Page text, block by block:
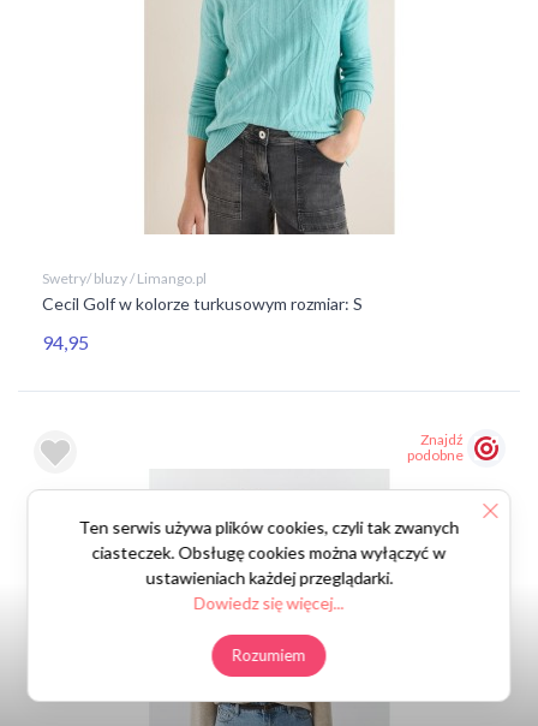
Swetry/ bluzy / Limango.pl
Cecil Golf w kolorze turkusowym rozmiar: S
94,95
Znajdź
podobne
Ten serwis używa plików cookies, czyli tak zwanych
ciasteczek. Obsługę cookies można wyłączyć w
ustawieniach każdej przeglądarki.
Dowiedz się więcej...
Rozumiem